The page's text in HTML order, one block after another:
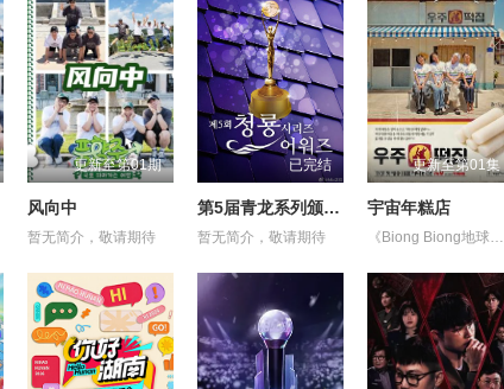
更新至第01期
风向中
暂无简介，敬请期待
已完结
第5届青龙系列颁奖典礼
暂无简介，敬请期待
更新至第01集
宇宙年糕店